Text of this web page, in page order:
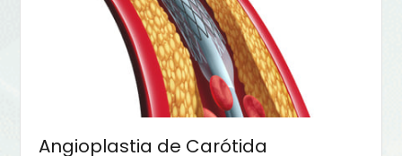
Angioplastia de Carótida